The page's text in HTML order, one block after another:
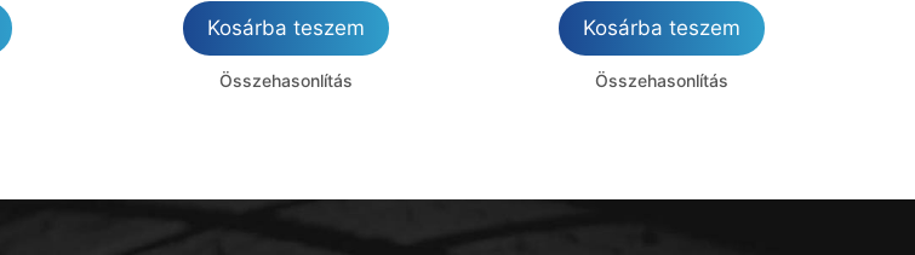
Kosárba teszem
Összehasonlítás
Kosárba teszem
Összehasonlítás